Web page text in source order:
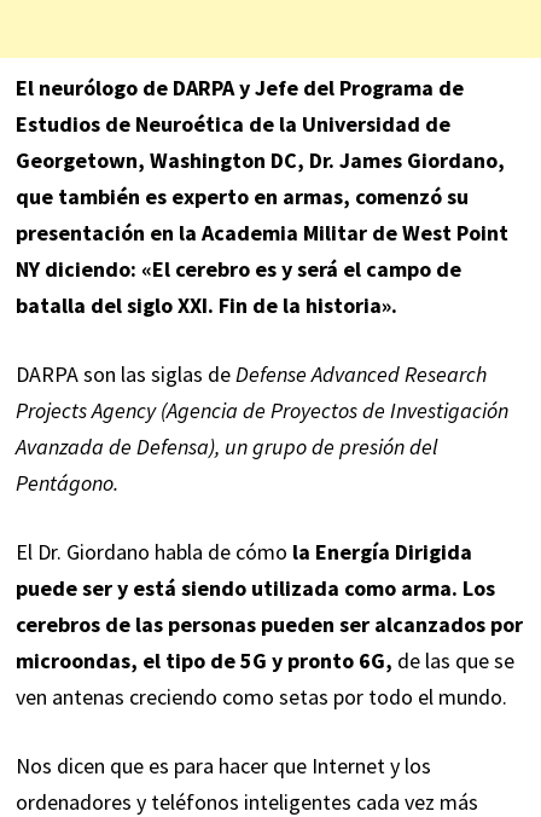
El neurólogo de DARPA y Jefe del Programa de
Estudios de Neuroética de la Universidad de
Georgetown, Washington DC, Dr. James Giordano,
que también es experto en armas, comenzó su
presentación en la Academia Militar de West Point
NY diciendo: «El cerebro es y será el campo de
batalla del siglo XXI. Fin de la historia».
DARPA son las siglas de Defense Advanced Research
Projects Agency (Agencia de Proyectos de Investigación
Avanzada de Defensa), un grupo de presión del
Pentágono.
El Dr. Giordano habla de cómo la Energía Dirigida
puede ser y está siendo utilizada como arma. Los
cerebros de las personas pueden ser alcanzados por
microondas, el tipo de 5G y pronto 6G, de las que se
ven antenas creciendo como setas por todo el mundo.
Nos dicen que es para hacer que Internet y los
ordenadores y teléfonos inteligentes cada vez más